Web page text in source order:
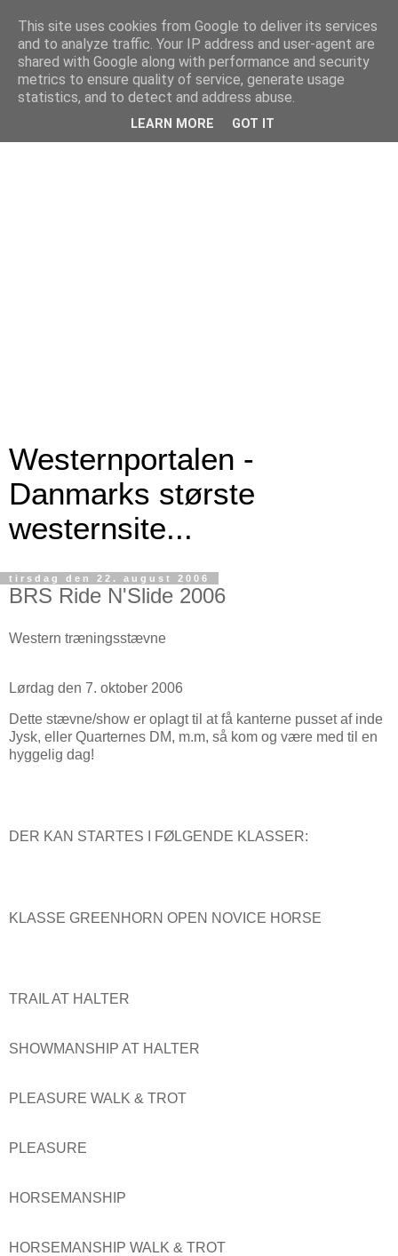
Westernportalen -
Danmarks største
westernsite...
tirsdag den 22. august 2006
BRS Ride N'Slide 2006
Western træningsstævne
Lørdag den 7. oktober 2006
Dette stævne/show er oplagt til at få kanterne pusset af inde
Jysk, eller Quarternes DM, m.m, så kom og være med til en
hyggelig dag!
DER KAN STARTES I FØLGENDE KLASSER:
KLASSE GREENHORN OPEN NOVICE HORSE
TRAIL AT HALTER
SHOWMANSHIP AT HALTER
PLEASURE WALK & TROT
PLEASURE
HORSEMANSHIP
HORSEMANSHIP WALK & TROT
This site uses cookies from Google to deliver its services
and to analyze traffic. Your IP address and user-agent are
shared with Google along with performance and security
metrics to ensure quality of service, generate usage
statistics, and to detect and address abuse.
LEARN MORE GOT IT